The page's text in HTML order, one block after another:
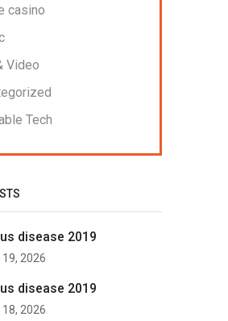
casino
Video
Tech
disease 2019
2026
disease 2019
18, 2026